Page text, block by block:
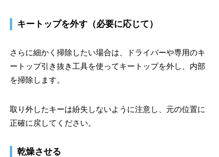
キートップを外す（必要に応じて）
さらに細かく掃除したい場合は、ドライバーや専用のキ
ートップ引き抜き工具を使ってキートップを外し、内部
を掃除します。
取り外したキーは紛失しないように注意し、元の位置に
正確に戻してください。
乾燥させる